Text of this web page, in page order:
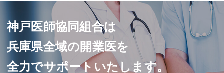
神戸医師協同組合は
兵庫県全域の開業医を
全力でサポートいたします。